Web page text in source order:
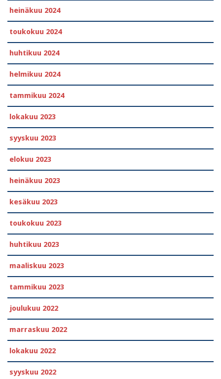
heinäkuu 2024
toukokuu 2024
huhtikuu 2024
helmikuu 2024
tammikuu 2024
lokakuu 2023
syyskuu 2023
elokuu 2023
heinäkuu 2023
kesäkuu 2023
toukokuu 2023
huhtikuu 2023
maaliskuu 2023
tammikuu 2023
joulukuu 2022
marraskuu 2022
lokakuu 2022
syyskuu 2022